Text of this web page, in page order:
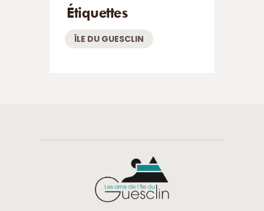
Étiquettes
ÎLE DU GUESCLIN